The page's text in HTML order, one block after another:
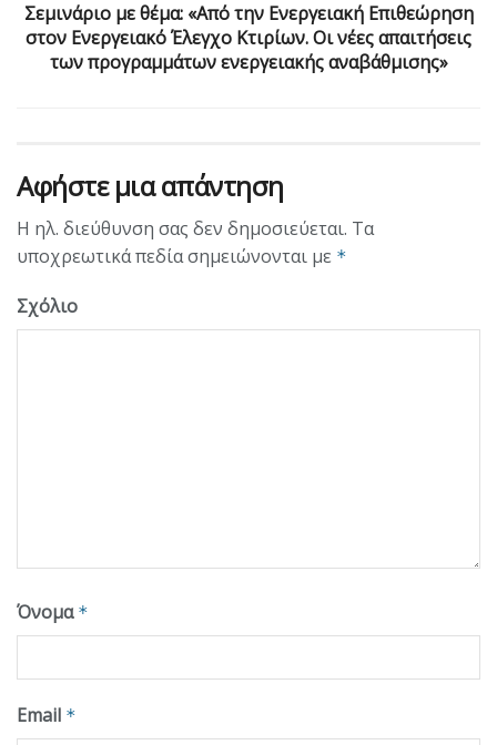
Σεμινάριο με θέμα: «Από την Ενεργειακή Επιθεώρηση
στον Ενεργειακό Έλεγχο Κτιρίων. Οι νέες απαιτήσεις
των προγραμμάτων ενεργειακής αναβάθμισης»
Αφήστε μια απάντηση
Η ηλ. διεύθυνση σας δεν δημοσιεύεται. Τα
υποχρεωτικά πεδία σημειώνονται με *
Σχόλιο
Όνομα *
Email *